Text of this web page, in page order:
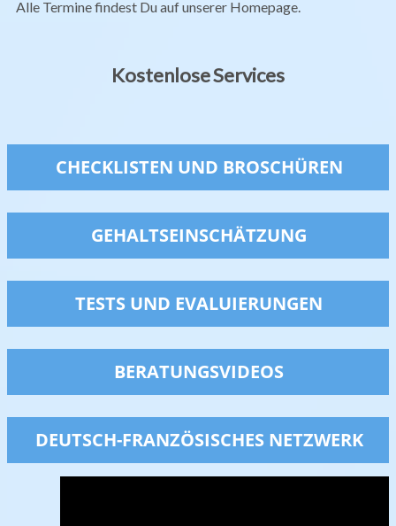
Alle Termine findest Du auf unserer Homepage.
Kostenlose Services
CHECKLISTEN UND BROSCHÜREN
GEHALTSEINSCHÄTZUNG
TESTS UND EVALUIERUNGEN
BERATUNGSVIDEOS
DEUTSCH-FRANZÖSISCHES NETZWERK